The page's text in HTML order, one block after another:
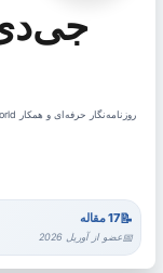
روزنامه‌نگار حرفه‌ای و همکار israelnews.world، پوشش اخبار فوری و تحلیل‌های عمیق از امور اسرائیل.
17 مقاله
عضو از آوریل 2026